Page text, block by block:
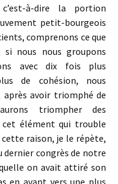
à-dire la portion
petit-bourgeois
comprenons ce que
si nous nous groupons
avec dix fois plus
de cohésion, nous
après avoir triomphé de
triompher des
élément qui trouble
raison, je le répète,
dernier congrès de notre
on avait attiré son
en avant vers une plus